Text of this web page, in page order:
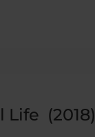
Life (2018)